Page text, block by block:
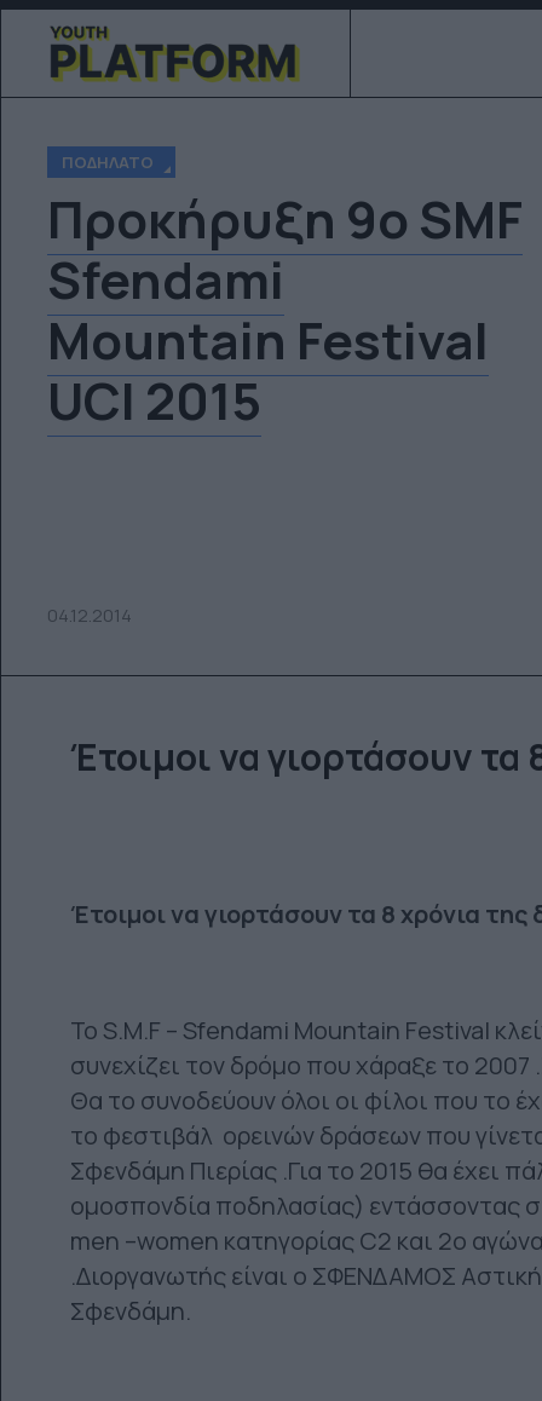
ΠΟΔΉΛΑΤΟ
Προκήρυξη 9ο SMF
Sfendami
Mountain Festival
UCI 2015
04.12.2014
Έτοιμοι να γιορτάσουν
Έτοιμοι να γιορτάσουν τα 8 χρόνια
Το S.M.F – Sfendami Mountain Festival
συνεχίζει τον δρόμο που χάραξε το 2007
Θα το συνοδεύουν όλοι οι φίλοι που το
το φεστιβάλ ορεινών δράσεων που
Σφενδάμη Πιερίας .Για το 2015 θα έχει
ομοσπονδία ποδηλασίας) εντάσσοντας
men –women κατηγορίας C2 και 2ο
.Διοργανωτής είναι o ΣΦΕΝΔΑΜΟΣ
Σφενδάμη.